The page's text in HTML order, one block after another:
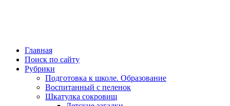
Главная
Поиск по сайту
Рубрики
Подготовка к школе. Образование
Воспитанный с пеленок
Шкатулка сокровищ